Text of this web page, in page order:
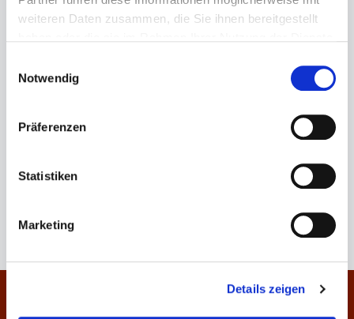
weiteren Daten zusammen, die Sie ihnen bereitgestellt
Notwendig
Präferenzen
Statistiken
Marketing
Details zeigen